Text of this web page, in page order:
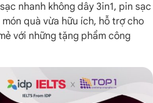
nhanh không dây 3in1, pin sạc
quà vừa hữu ích, hỗ trợ cho
với những tặng phẩm công